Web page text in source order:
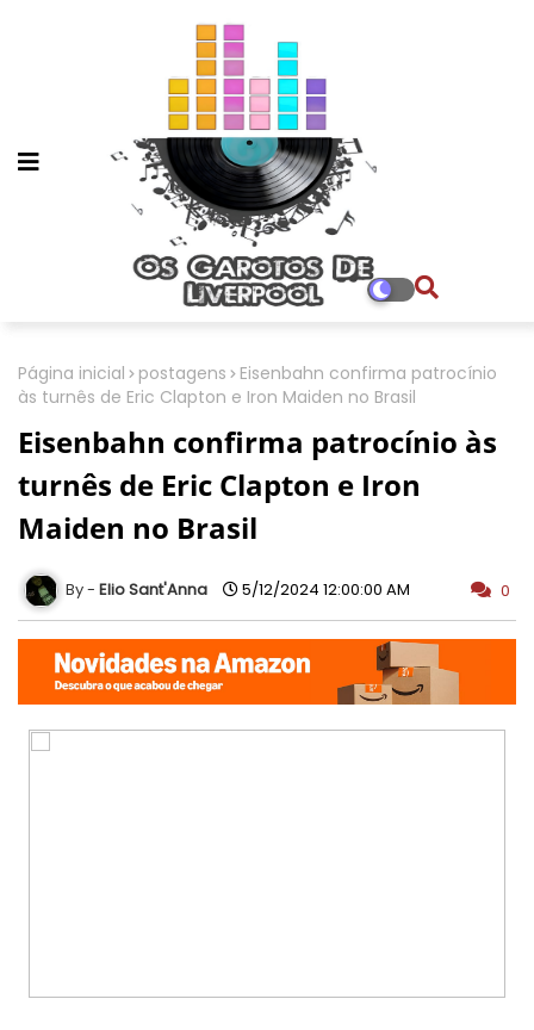
Página inicial postagens
Eisenbahn confirma patrocínio
às turnês de Eric Clapton e Iron Maiden no Brasil
Eisenbahn confirma patrocínio às
turnês de Eric Clapton e Iron
Maiden no Brasil
Elio Sant'Anna 5/12/2024 12:00:00 AM 0